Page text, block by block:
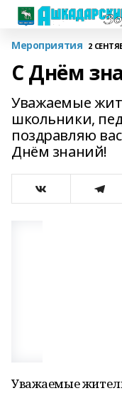
Мероприятия 2
С Днём
Уважаемые
школьники,
поздравляю
Днём знаний!
Уважаемые